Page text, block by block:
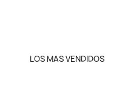
LOS MAS VENDIDOS